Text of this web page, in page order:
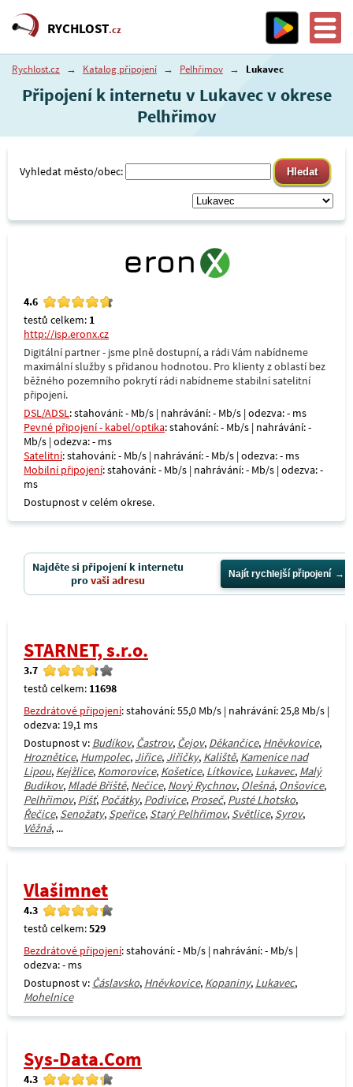
RYCHLOST.cz
Rychlost.cz → Katalog připojení → Pelhřimov → Lukavec
Připojení k internetu v Lukavec v okrese
Pelhřimov
Vyhledat město/obec:
4.6
testů celkem: 1
http://isp.eronx.cz
Digitální partner - jsme plně dostupní, a rádi Vám nabídneme
maximální služby s přidanou hodnotou. Pro klienty z oblastí bez
běžného pozemního pokrytí rádi nabídneme stabilní satelitní
připojení.
DSL/ADSL: stahování: - Mb/s | nahrávání: - Mb/s | odezva: - ms
Pevné připojení - kabel/optika: stahování: - Mb/s | nahrávání: -
Mb/s | odezva: - ms
Satelitní: stahování: - Mb/s | nahrávání: - Mb/s | odezva: - ms
Mobilní připojení: stahování: - Mb/s | nahrávání: - Mb/s | odezva: -
ms
Dostupnost v celém okrese.
Najděte si připojení k internetu
provaši adresu Najít rychlejší připojení
STARNET, s.r.o.
3.7
testů celkem: 11698
Bezdrátové připojení: stahování: 55,0 Mb/s | nahrávání: 25,8 Mb/s |
odezva: 19,1 ms
Dostupnost v: Budíkov, Častrov, Čejov, Děkančice, Hněvkovice,
Hroznětice, Humpolec, Jiřice, Jiřičky, Kaliště, Kamenice nad
Lipou, Kejžlice, Komorovice, Košetice, Lítkovice, Lukavec, Malý
Budíkov, Mladé Bříště, Nečice, Nový Rychnov, Olešná, Onšovice,
Pelhřimov, Píšť, Počátky, Podivice, Proseč, Pusté Lhotsko,
Řečice, Senožaty, Speřice, Starý Pelhřimov, Světlice, Syrov,
Věžná, ...
Vlašimnet
4.3
testů celkem:529
Bezdrátové připojení: stahování: - Mb/s | nahrávání: - Mb/s |
odezva: - ms
Dostupnost v: Čáslavsko, Hněvkovice, Kopaniny, Lukavec,
Mohelnice
Sys-Data.Com
4.3